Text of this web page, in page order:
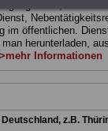
im öffentlichen.
herunterladen,
Informationen
z.B.